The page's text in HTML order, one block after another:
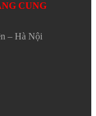
CUNG
– Hà Nội